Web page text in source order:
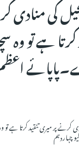
کی منادی
ہے تو وہ
کرنے پر میری تنقید کرتا ہے
چہاردہم